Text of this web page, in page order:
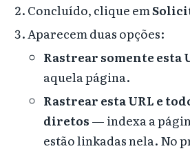
Concluído, clique em
Aparecem duas opções:
Rastrear somente esta
aquela página.
Rastrear esta URL e
diretos — indexa a
estão linkadas nela. No